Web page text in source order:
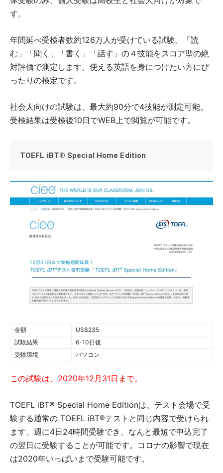
す。
年間延べ受検者数約126万人が受けている試験。「読
む」「聞く」「書く」「話す」の４技能をスコア型の絶
対評価で測定します。使える英語を身につけたい方にぴ
ったりの検定です。
社会人向けの試験は、最大約90分で4技能が測定可能。
受検結果は受検後10日でWEB上で閲覧が可能です。
TOEFL iBT® Special Home Edition
金額
US$235
試験結果
6-10日後
受験環境
パソコン
この試験は、2020年12月31日まで。
TOEFL iBT® Special Home Editionは、テスト会場で受
験する通常の TOEFL iBT®テストと同じ内容で受けられ
ます。週に4日24時間受験でき、なんと最短で申込完了
の翌日に受験することが可能です。コロナの影響で現在
は2020年いっぱいまで受験可能です。